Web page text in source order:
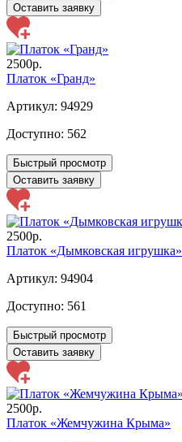
Оставить заявку
2500р.
Платок «Гранд»
Артикул: 94929
Доступно: 562
Быстрый просмотр
Оставить заявку
2500р.
Платок «Дымковская игрушка»
Артикул: 94904
Доступно: 561
Быстрый просмотр
Оставить заявку
2500р.
Платок «Жемчужина Крыма»